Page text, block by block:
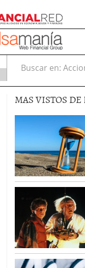
Buscar en:
MAS VISTOS